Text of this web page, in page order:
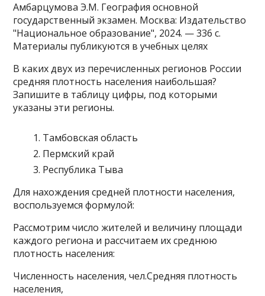
Амбарцумова Э.М. География основной
государственный экзамен. Москва: Издательство
"Национальное образование", 2024. — 336 с.
Материалы публикуются в учебных целях
В каких двух из перечисленных регионов России
средняя плотность населения наибольшая?
Запишите в таблицу цифры, под которыми
указаны эти регионы.
Тамбовская область
Пермский край
Республика Тыва
Для нахождения средней плотности населения,
воспользуемся формулой:
Рассмотрим число жителей и величину площади
каждого региона и рассчитаем их среднюю
плотность населения:
Численность населения, чел.Средняя плотность
населения,